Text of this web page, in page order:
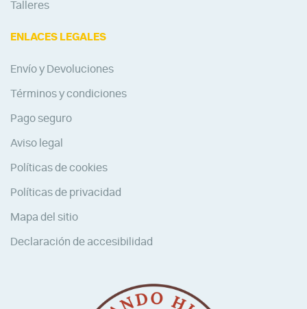
Talleres
ENLACES LEGALES
Envío y Devoluciones
Términos y condiciones
Pago seguro
Aviso legal
Políticas de cookies
Políticas de privacidad
Mapa del sitio
Declaración de accesibilidad